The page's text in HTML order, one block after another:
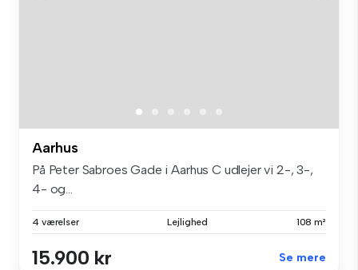
Aarhus
På Peter Sabroes Gade i Aarhus C udlejer vi 2-, 3-,
4- og...
4 værelser Lejlighed 108 m²
15.900 kr Se mere